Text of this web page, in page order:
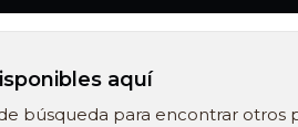
aquí
búsqueda para encontrar otros